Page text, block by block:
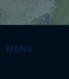
MENU